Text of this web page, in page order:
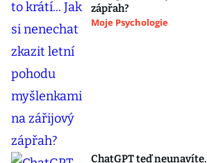
zápřah?
Moje Psychologie
ChatGPT teď